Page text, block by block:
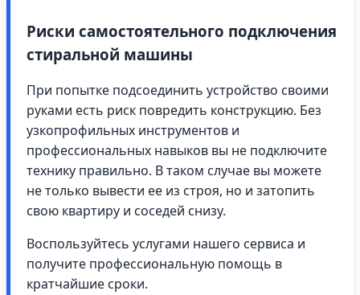
Риски самостоятельного подключения
стиральной машины
При попытке подсоединить устройство своими
руками есть риск повредить конструкцию. Без
узкопрофильных инструментов и
профессиональных навыков вы не подключите
технику правильно. В таком случае вы можете
не только вывести ее из строя, но и затопить
свою квартиру и соседей снизу.
Воспользуйтесь услугами нашего сервиса и
получите профессиональную помощь в
кратчайшие сроки.